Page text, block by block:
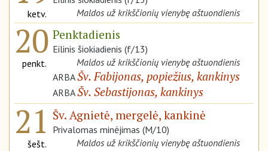
ketv.
Maldos už krikščionių vienybę aštuondienis
20
penkt.
Penktadienis
Eilinis šiokiadienis (f/13)
Maldos už krikščionių vienybę aštuondienis
ARBAŠv. Fabijonas, popiežius, kankinys
ARBAŠv. Sebastijonas, kankinys
21
šešt.
Šv. Agnietė, mergelė, kankinė
Privalomas minėjimas (M/10)
Maldos už krikščionių vienybę aštuondienis